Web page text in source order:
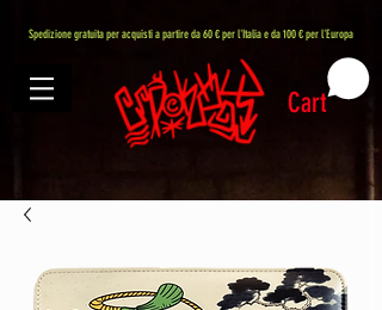
Spedizione gratuita per acquisti a partire da 60 € per l'Italia e da 100 € per l'Europa
Cart